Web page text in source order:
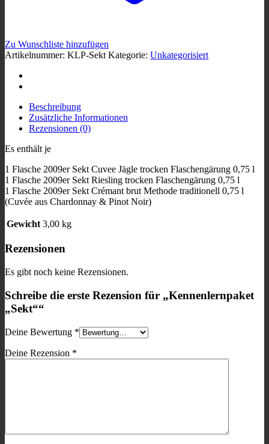
Zu Wunschliste hinzufügen
Artikelnummer: KLP-Sekt Kategorie: Unkategorisiert
Beschreibung
Zusätzliche Informationen
Rezensionen (0)
Es enthält je
1 Flasche 2009er Sekt Cuvee Jägle trocken Flaschengärung 0,75 l
1 Flasche 2009er Sekt Riesling trocken Flaschengärung 0,75 l
1 Flasche 2009er Sekt Crémant brut Methode traditionell 0,75 l
(Cuvée aus Chardonnay & Pinot Noir)
Gewicht 3,00 kg
Rezensionen
Es gibt noch keine Rezensionen.
Schreibe die erste Rezension für „Kennenlernpaket
„Sekt““
Deine Bewertung *
Deine Rezension *